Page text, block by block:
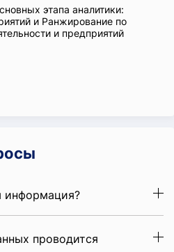
этапа аналитики:
и Ранжирование по
и предприятий
информация?
проводится